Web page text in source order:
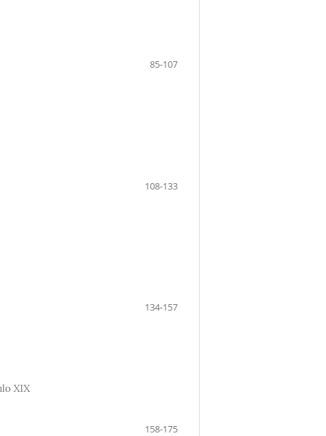
85-107
108-133
134-157
XIX
158-175